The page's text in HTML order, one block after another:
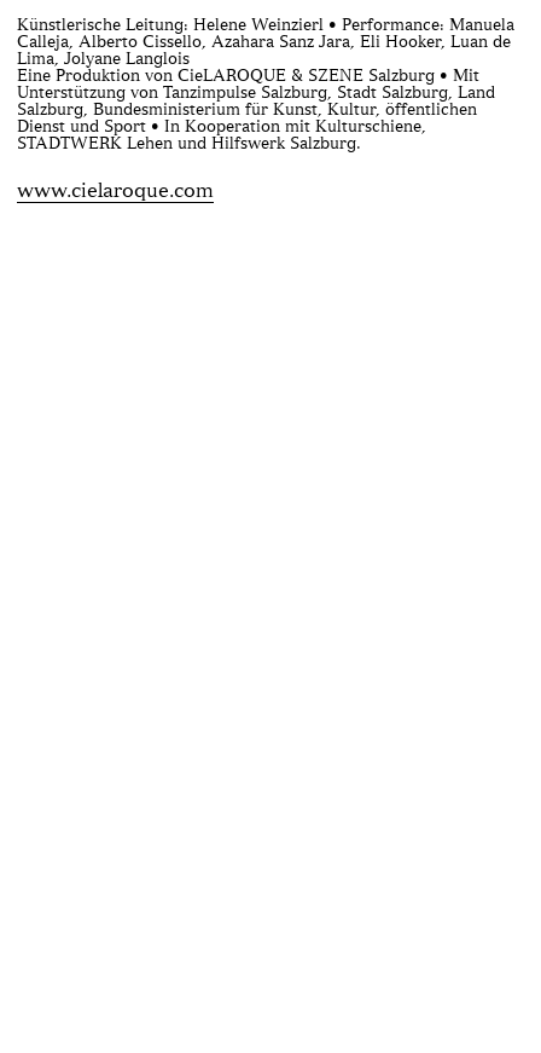
Künstlerische Leitung: Helene Weinzierl • Performance: Manuela
Calleja, Alberto Cissello, Azahara Sanz Jara, Eli Hooker, Luan de
Lima, Jolyane Langlois
Eine Produktion von CieLAROQUE & SZENE Salzburg • Mit
Unterstützung von Tanzimpulse Salzburg, Stadt Salzburg, Land
Salzburg, Bundesministerium für Kunst, Kultur, öffentlichen
Dienst und Sport • In Kooperation mit Kulturschiene,
STADTWERK Lehen und Hilfswerk Salzburg.
www.cielaroque.com